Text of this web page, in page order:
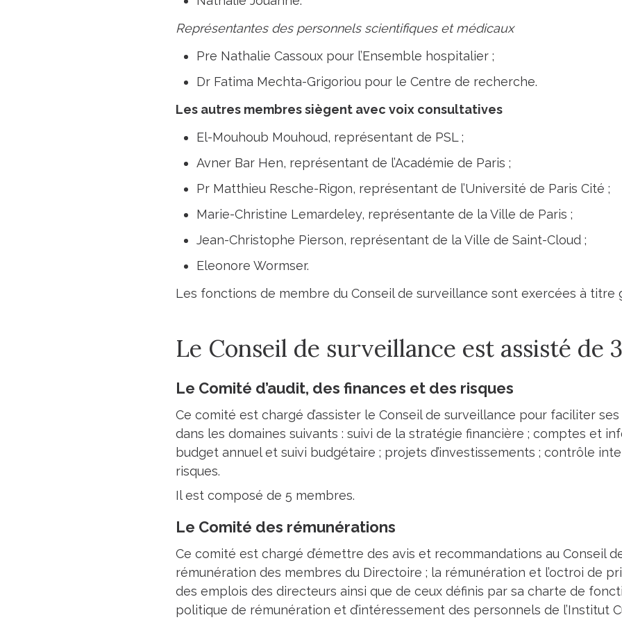
Représentantes des personnels scientifiques et médicaux
Pre Nathalie Cassoux pour l’Ensemble hospitalier ;
Dr Fatima Mechta-Grigoriou pour le Centre de recherche.
Les autres membres siègent avec voix consultatives
El-Mouhoub Mouhoud, représentant de PSL ;
Avner Bar Hen, représentant de l’Académie de Paris ;
Pr Matthieu Resche-Rigon, représentant de l’Université de Paris Cité ;
Marie-Christine Lemardeley, représentante de la Ville de Paris ;
Jean-Christophe Pierson, représentant de la Ville de Saint-Cloud ;
Eleonore Wormser.
Les fonctions de membre du Conseil de surveillance sont exercées à titre
Le Conseil de surveillance est assisté de
Le Comité d’audit, des finances et des risques
Ce comité est chargé d’assister le Conseil de surveillance pour faciliter
dans les domaines suivants : suivi de la stratégie financière ; comptes et
budget annuel et suivi budgétaire ; projets d’investissements ; contrôle
risques.
Il est composé de 5 membres.
Le Comité des rémunérations
Ce comité est chargé d’émettre des avis et recommandations au Conseil
rémunération des membres du Directoire ; la rémunération et l’octroi de
des emplois des directeurs ainsi que de ceux définis par sa charte de
politique de rémunération et d’intéressement des personnels de l’Institut